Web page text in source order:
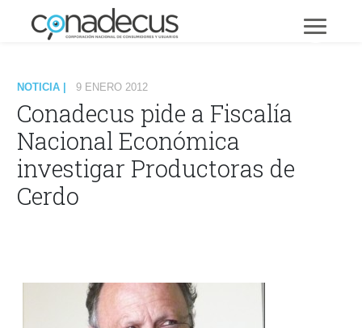
NOTICIA | 9 ENERO 2012
Conadecus pide a Fiscalía
Nacional Económica
investigar Productoras de
Cerdo